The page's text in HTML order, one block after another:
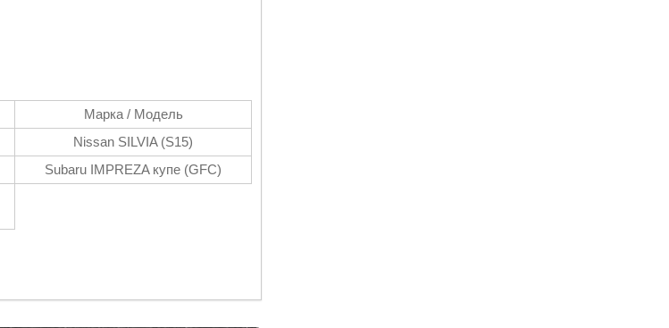
Марка / Модель
Nissan SILVIA (S15)
Subaru IMPREZA купе (GFC)